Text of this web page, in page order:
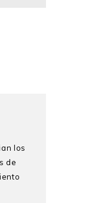
los
de